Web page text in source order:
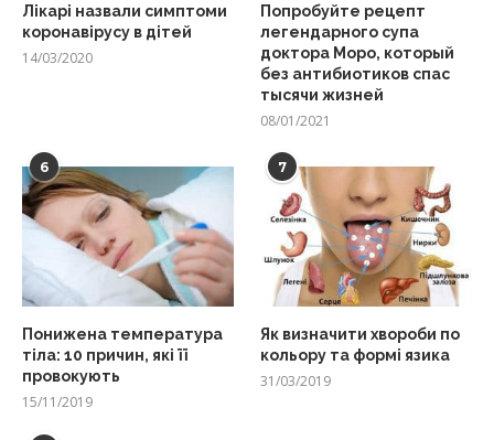
Лікарі назвали симптоми
коронавірусу в дітей
14/03/2020
Попробуйте рецепт
легендарного супа
доктора Моро, который
без антибиотиков спас
тысячи жизней
08/01/2021
6
Понижена температура
тіла: 10 причин, які її
провокують
15/11/2019
7
Як визначити хвороби по
кольору та формі язика
31/03/2019